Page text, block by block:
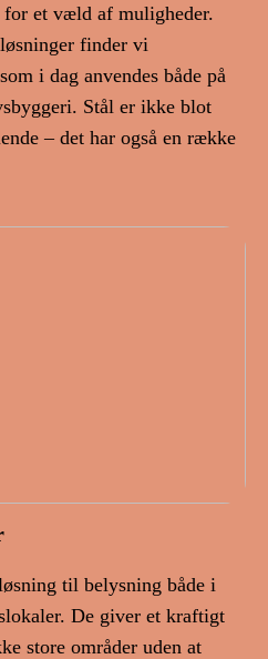
for et væld af muligheder.
finder vi
i dag anvendes både på
Stål er ikke blot
– det har også en række
til belysning både i
De giver et kraftigt
store områder uden at